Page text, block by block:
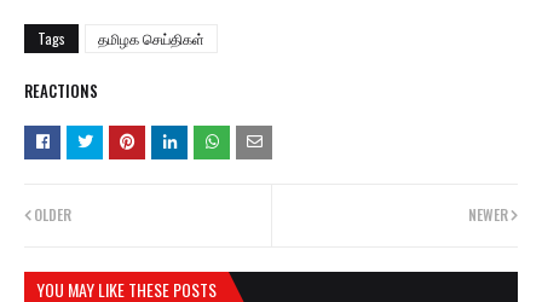
Tags தமிழக செய்திகள்
REACTIONS
NEWER
OLDER
YOU MAY LIKE THESE POSTS